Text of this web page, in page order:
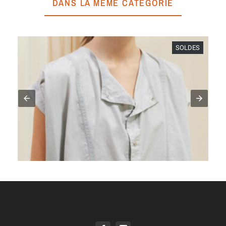
DANS LA MÊME CATÉGORIE
SOLDES